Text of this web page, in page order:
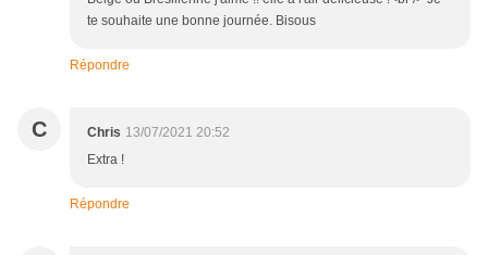
te souhaite une bonne journée. Bisous
Répondre
C Chris 13/07/2021 20:52
Extra !
Répondre